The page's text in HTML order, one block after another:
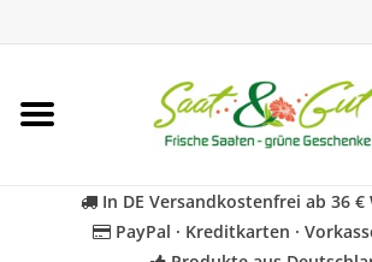
Startseite
In DE Versandkostenfrei ab 36 €
PayPal · Kreditkarten ·